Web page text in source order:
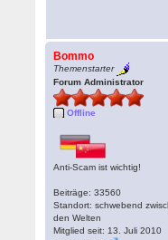
Bommo
Themenstarter
Forum Administrator
Offline
Anti-Scam ist wichtig!
Beiträge: 33560
Standort: schwebend
den Welten
Mitglied seit: 13. Juli 2010